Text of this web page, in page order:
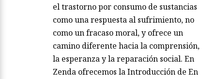
el trastorno por consumo de sustancias
como una respuesta al sufrimiento, no
como un fracaso moral, y ofrece un
camino diferente hacia la comprensión,
la esperanza y la reparación social. En
Zenda ofrecemos la Introducción de En